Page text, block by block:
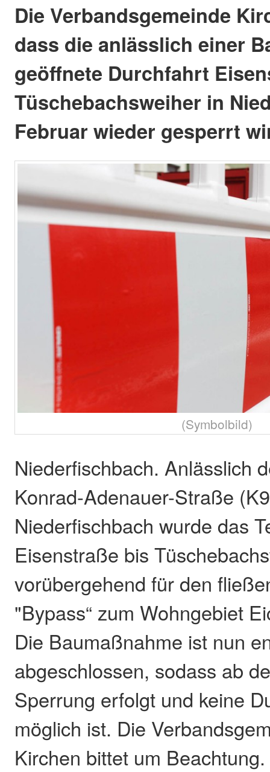
Die Verbandsgemeinde
dass die anlässlich einer
geöffnete Durchfahrt
Tüschebachsweiher in
Februar wieder gesperrt
(Symbolbild)
Niederfischbach. Anlässlich
Konrad-Adenauer-Straße
Niederfischbach wurde das
Eisenstraße bis
vorübergehend für den
"Bypass“ zum Wohngebiet
Die Baumaßnahme ist nun
abgeschlossen, sodass ab
Sperrung erfolgt und keine
möglich ist. Die
Kirchen bittet um